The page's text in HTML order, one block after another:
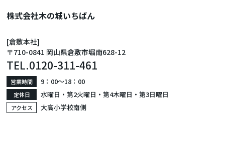
株式会社木の城いちばん
[倉敷本社]
〒710-0841 岡山県倉敷市堀南628-12
TEL.0120-311-461
営業時間 9：00〜18：00
定休日 水曜日・第2火曜日・第4木曜日・第3日曜日
アクセス 大高小学校南側